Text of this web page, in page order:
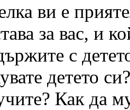
ви е
за вас, и
с
детето си?
Как да